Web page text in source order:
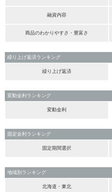
融資内容
商品のわかりやすさ・豊富さ
繰り上げ返済ランキング
繰り上げ返済
変動金利ランキング
変動金利
固定金利ランキング
固定期間選択
地域別ランキング
北海道・東北